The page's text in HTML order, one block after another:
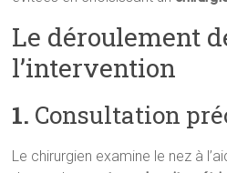
Le déroulement
l’intervention
1. Consultation
Le chirurgien examine le nez à